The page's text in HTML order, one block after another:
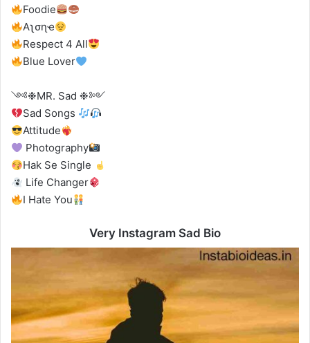
Foodie
Aʅσɳҽ
Respect 4 All
Blue Lover
༺❉MR. Sad ❉༻
Sad Songs
Attitude
Photography
Hak Se Single
Life Changer
I Hate You
Very Instagram Sad Bio